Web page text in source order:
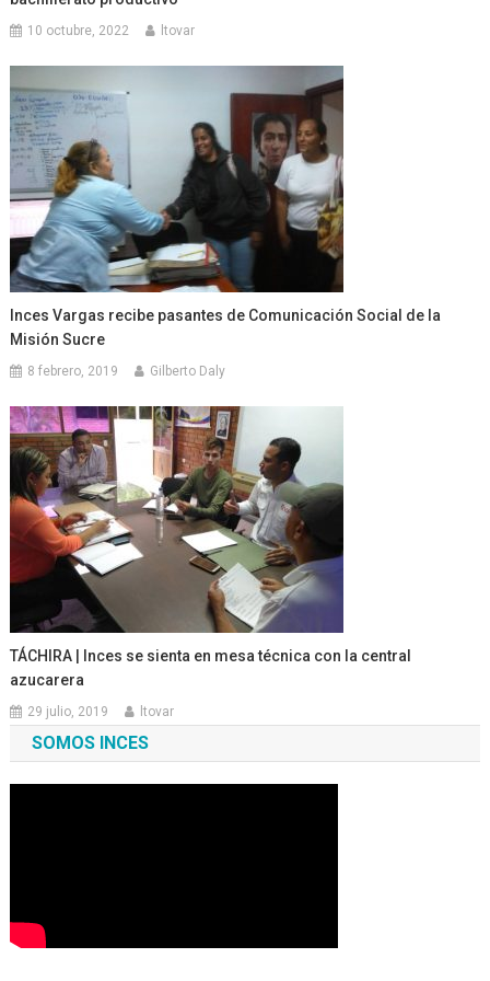
10 octubre, 2022 ltovar
Inces Vargas recibe pasantes de Comunicación Social de la
Misión Sucre
8 febrero, 2019 Gilberto Daly
TÁCHIRA | Inces se sienta en mesa técnica con la central
azucarera
29 julio, 2019 ltovar
SOMOS INCES